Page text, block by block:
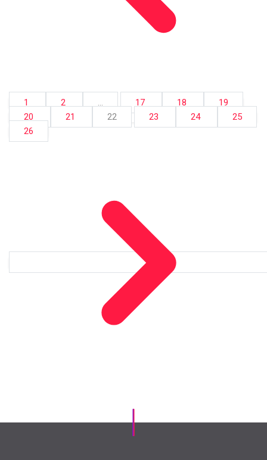
1 2 ... 17 18
19
20
21 22 23 24
25
26